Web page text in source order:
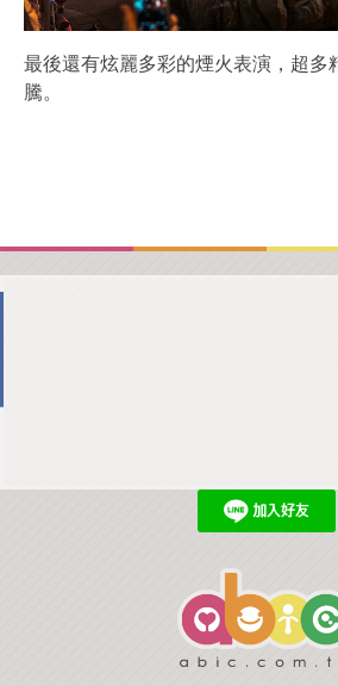
最後還有炫麗多彩的煙火表演，超多
騰。